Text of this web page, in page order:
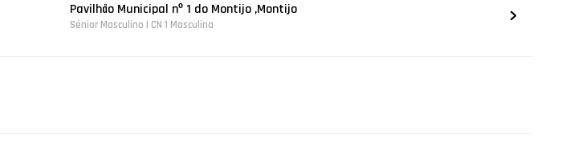
Pavilhão Municipal nº 1 do Montijo ,Montijo
Sénior Masculino | CN 1 Masculina